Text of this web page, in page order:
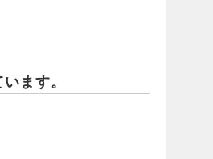
ます。